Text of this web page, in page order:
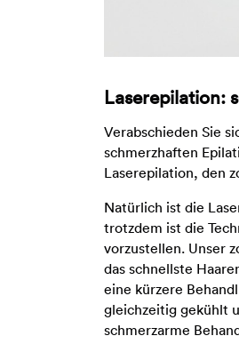
Laserepilation:
Verabschieden Sie
schmerzhaften
Laserepilation, den
Natürlich ist die
trotzdem ist die
vorzustellen. Unser
das schnellste
eine kürzere
gleichzeitig gekühlt
schmerzarme